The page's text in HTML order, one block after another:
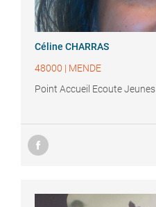
Céline CHARRAS
48000 | MENDE
Point Accueil Ecoute Jeunes